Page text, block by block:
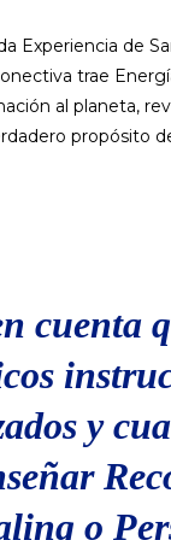
Experiencia de
trae
al planeta,
propósito
cuenta
y
o